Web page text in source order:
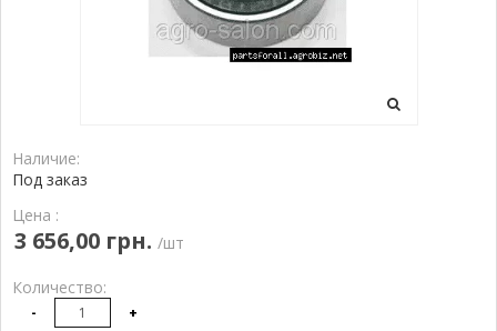
Наличие:
Под заказ
Цена :
3 656,00 грн. /шт
Количество:
- +